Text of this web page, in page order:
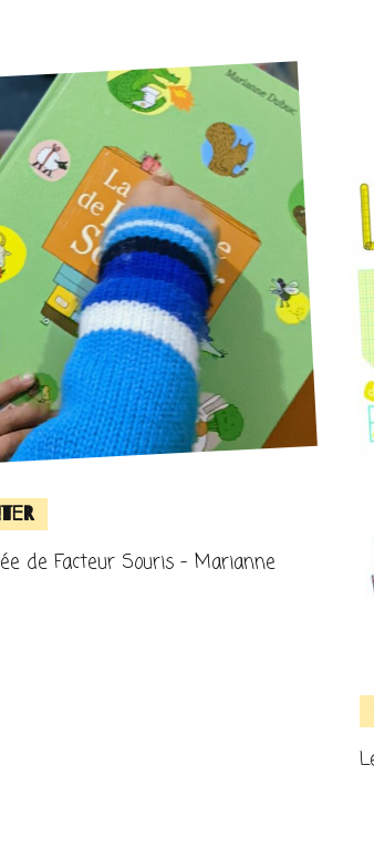
de Facteur Souris – Marianne